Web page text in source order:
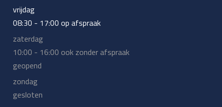
vrijdag
08:30 - 17:00 op afspraak
zaterdag
10:00 - 16:00 ook zonder afspraak
geopend
zondag
gesloten